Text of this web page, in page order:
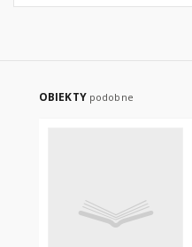
OBIEKTY podobne